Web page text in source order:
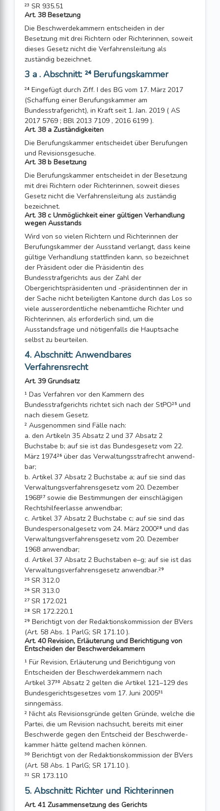
²³ SR 935.51
Art. 38 Besetzung
Die Beschwerdekammern entscheiden in der
Besetzung mit drei Richtern oder Richterinnen, soweit
dieses Gesetz nicht die Verfahrensleitung als
zuständig be­zeichnet.
3 a . Abschnitt: ²⁴ Berufungskammer
²⁴ Eingefügt durch Ziff. I des BG vom 17. März 2017
(Schaffung einer Berufungskammer am
Bundesstrafgericht), in Kraft seit 1. Jan. 2019 ( AS
2017 5769 ; BBl 2013 7109 , 2016 6199 ).
Art. 38 a Zuständigkeiten
Die Berufungskammer entscheidet über Berufungen
und Revisionsgesuche.
Art. 38 b Besetzung
Die Berufungskammer entscheidet in der Besetzung
mit drei Richtern oder Richterinnen, soweit dieses
Gesetz nicht die Verfahrensleitung als zuständig
bezeichnet.
Art. 38 c Unmöglichkeit einer gültigen Verhandlung
wegen Ausstands
Wird von so vielen Richtern und Richterinnen der
Berufungskammer der Ausstand verlangt, dass keine
gültige Verhandlung stattfinden kann, so bezeichnet
der Präsident oder die Präsidentin des
Bundesstrafgerichts aus der Zahl der
Obergerichtspräsidenten und -präsidentinnen der in
der Sache nicht beteiligten Kantone durch das Los so
viele ausserordentliche nebenamtliche Richter und
Richterinnen, als erforderlich sind, um die
Ausstandsfrage und nötigenfalls die Hauptsache
selbst zu beurteilen.
4. Abschnitt: Anwendbares
Verfahrensrecht
Art. 39 Grundsatz
¹ Das Verfahren vor den Kammern des
Bundesstrafgerichts richtet sich nach der StPO²⁵ und
nach diesem Gesetz.
² Ausgenommen sind Fälle nach:
a. den Artikeln 35 Absatz 2 und 37 Absatz 2
Buchstabe b; auf sie ist das Bundes­gesetz vom 22.
März 1974²⁶ über das Verwaltungsstrafrecht anwend­
bar;
b. Artikel 37 Absatz 2 Buchstabe a; auf sie sind das
Verwaltungsverfahrens­gesetz vom 20. Dezember
1968²⁷ sowie die Bestimmungen der einschlägi­gen
Rechtshilfeerlasse anwendbar;
c. Artikel 37 Absatz 2 Buchstabe c; auf sie sind das
Bundespersonalgesetz vom 24. März 2000²⁸ und das
Verwaltungsverfahrensgesetz vom 20. Dezember
1968 anwendbar;
d. Artikel 37 Absatz 2 Buchstaben e–g; auf sie ist das
Verwaltungsverfahrensge­setz anwendbar.²⁹
²⁵ SR 312.0
²⁶ SR 313.0
²⁷ SR 172.021
²⁸ SR 172.220.1
²⁹ Berichtigt von der Redaktionskommission der BVers
(Art. 58 Abs. 1 ParlG; SR 171.10 ).
Art. 40 Revision, Erläuterung und Berichtigung von
Entscheiden der Beschwerdekammern
¹ Für Revision, Erläuterung und Berichtigung von
Entscheiden der Beschwerde­kammern nach
Artikel 37³⁰ Absatz 2 gelten die Artikel 121–129 des
Bundesgerichtsge­setzes vom 17. Juni 2005³¹
sinngemäss.
² Nicht als Revisionsgründe gelten Gründe, welche die
Partei, die um Revision nachsucht, bereits mit einer
Beschwerde gegen den Entscheid der Beschwerde­
kammer hätte geltend machen können.
³⁰ Berichtigt von der Redaktionskommission der BVers
(Art. 58 Abs. 1 ParlG; SR 171.10 ).
³¹ SR 173.110
5. Abschnitt: Richter und Richterinnen
Art. 41 Zusammensetzung des Gerichts